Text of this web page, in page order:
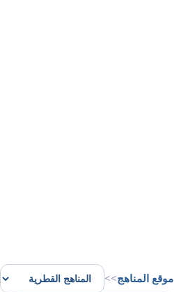
موقع المناهج>>